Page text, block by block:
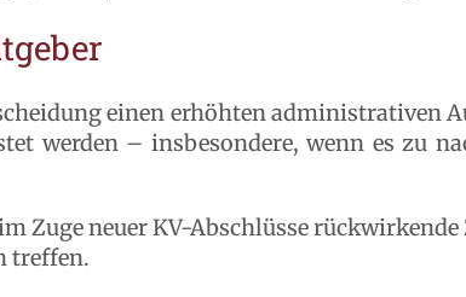
einen erhöhten administrativen
werden – insbesondere, wenn es zu
Zuge neuer KV-Abschlüsse
treffen.